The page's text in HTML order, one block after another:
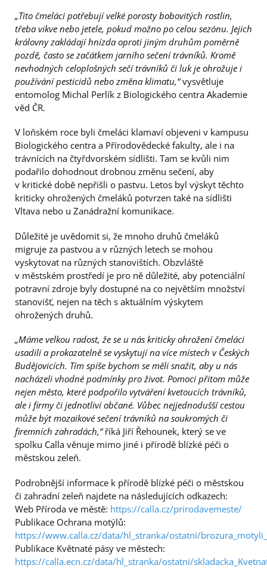
„Tito čmeláci potřebují velké porosty bobovitých rostlin,
třeba vikve nebo jetele, pokud možno po celou sezónu. Jejich
královny zakládají hnízda oproti jiným druhům poměrně
pozdě, často se začátkem jarního sečení trávníků. Kromě
nevhodných celoplošných sečí trávníků či luk je ohrožuje i
používání pesticidů nebo změna klimatu,“vysvětluje
entomolog Michal Perlík z Biologického centra Akademie
věd ČR.
V loňském roce byli čmeláci klamaví objeveni v kampusu
Biologického centra a Přírodovědecké fakulty, ale i na
trávnících na čtyřdvorském sídlišti. Tam se kvůli nim
podařilo dohodnout drobnou změnu sečení, aby
v kritické době nepřišli o pastvu. Letos byl výskyt těchto
kriticky ohrožených čmeláků potvrzen také na sídlišti
Vltava nebo u Zanádražní komunikace.
Důležité je uvědomit si, že mnoho druhů čmeláků
migruje za pastvou a v různých letech se mohou
vyskytovat na různých stanovištích. Obzvláště
v městském prostředí je pro ně důležité, aby potenciální
potravní zdroje byly dostupné na co největším množství
stanovišť, nejen na těch s aktuálním výskytem
ohrožených druhů.
„Máme velkou radost, že se u nás kriticky ohrožení čmeláci
usadili a prokazatelně se vyskytují na více místech v Českých
Budějovicích. Tím spíše bychom se měli snažit, aby u nás
nacházeli vhodné podmínky pro život. Pomoci přitom může
nejen město, které podpořilo vytváření kvetoucích trávníků,
ale i firmy či jednotliví občané. Vůbec nejjednodušší cestou
může být mozaikové sečení trávníků na soukromých či
firemních zahradách,“říká Jiří Řehounek, který se ve
spolku Calla věnuje mimo jiné i přírodě blízké péči o
městskou zeleň.
Podrobnější informace k přírodě blízké péči o městskou
či zahradní zeleň najdete na následujících odkazech:
Web Příroda ve městě: https://calla.cz/prirodavemeste/
Publikace Ochrana motýlů:
https://www.calla.cz/data/hl_stranka/ostatni/
Publikace Květnaté pásy ve městech:
https://calla.ecn.cz/data/hl_stranka/ostatni/